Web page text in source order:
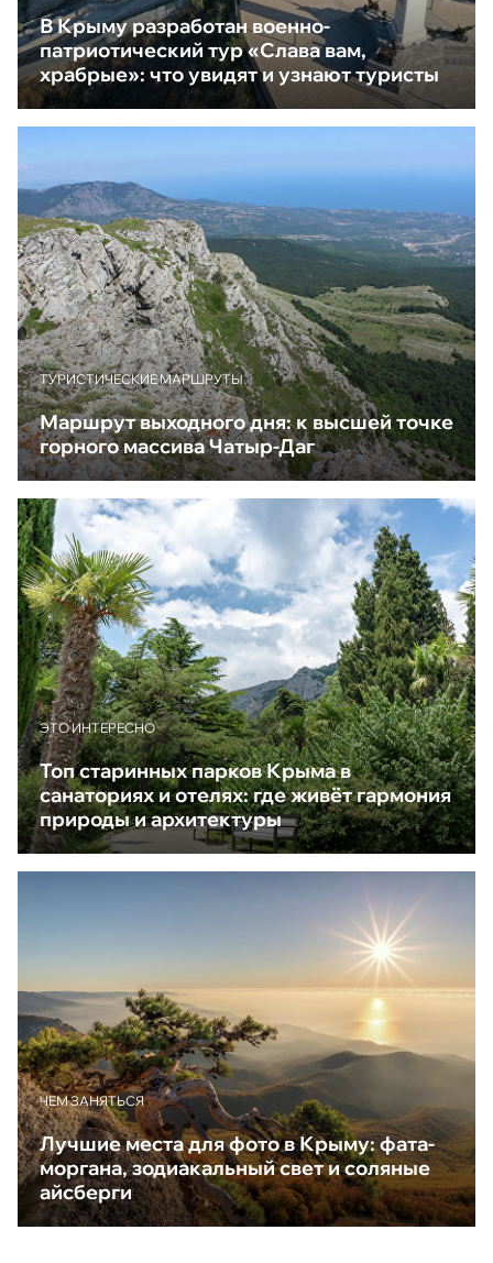
В Крыму разработан военно-
патриотический тур «Слава вам,
храбрые»: что увидят и узнают туристы
ТУРИСТИЧЕСКИЕ МАРШРУТЫ
Маршрут выходного дня: к высшей точке
горного массива Чатыр-Даг
ЭТО ИНТЕРЕСНО
Топ старинных парков Крыма в
санаториях и отелях: где живёт гармония
природы и архитектуры
ЧЕМ ЗАНЯТЬСЯ
Лучшие места для фото в Крыму: фата-
моргана, зодиакальный свет и соляные
айсберги